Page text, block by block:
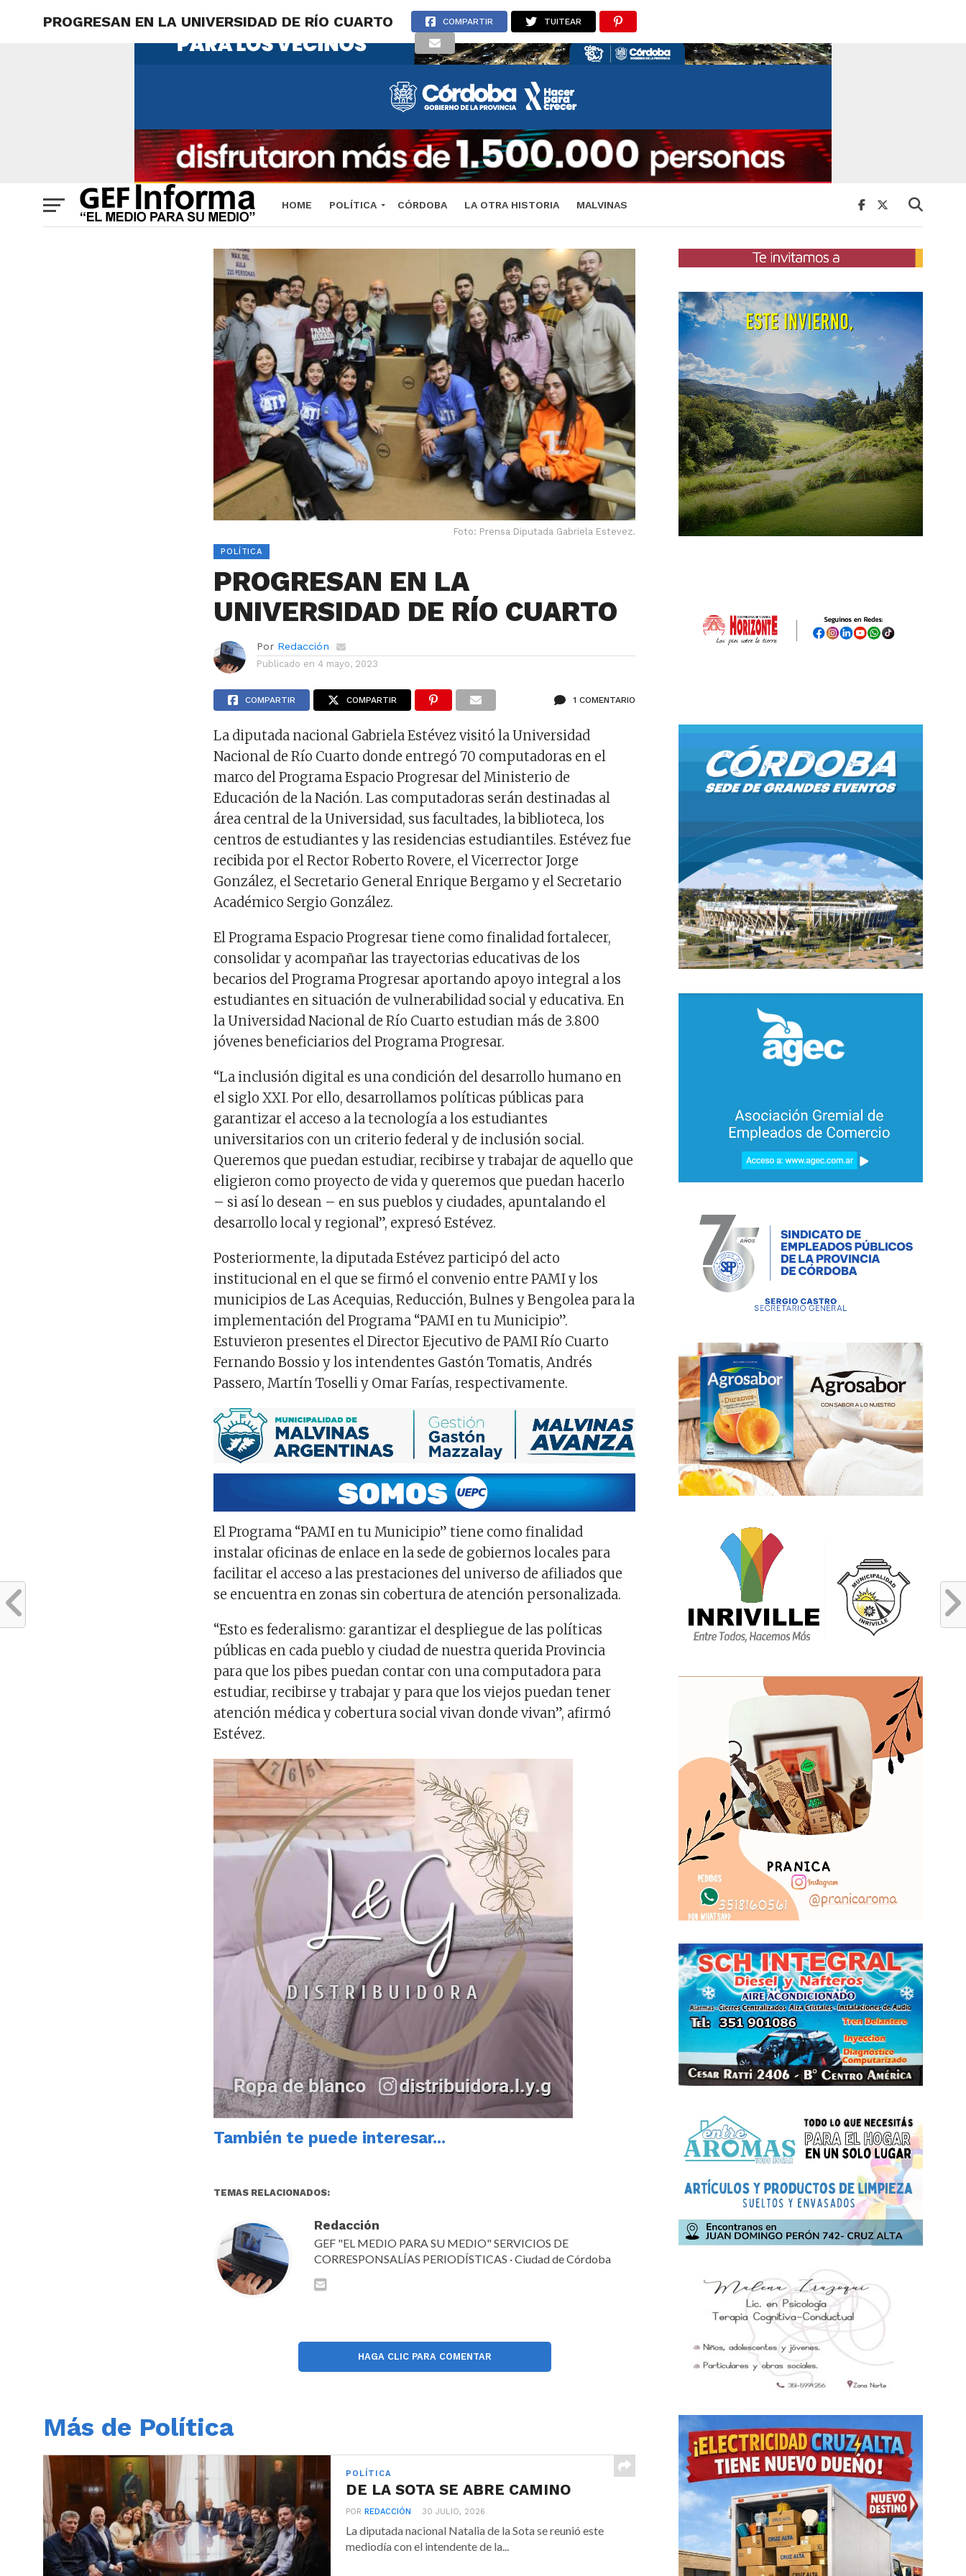
HOME POLÍTICA CÓRDOBA LA OTRA HISTORIA MALVINAS
PROGRESAN EN LA UNIVERSIDAD DE RÍO CUARTO COMPARTIR TUITEAR
Foto: Prensa Diputada Gabriela Estevez.
POLÍTICA
PROGRESAN EN LA
UNIVERSIDAD DE RÍO CUARTO
Por Redacción
Publicado en 4 mayo, 2023
COMPARTIR COMPARTIR 1 COMENTARIO
La diputada nacional Gabriela Estévez visitó la Universidad
Nacional de Río Cuarto donde entregó 70 computadoras en el
marco del Programa Espacio Progresar del Ministerio de
Educación de la Nación. Las computadoras serán destinadas al
área central de la Universidad, sus facultades, la biblioteca, los
centros de estudiantes y las residencias estudiantiles. Estévez fue
recibida por el Rector Roberto Rovere, el Vicerrector Jorge
González, el Secretario General Enrique Bergamo y el Secretario
Académico Sergio González.
El Programa Espacio Progresar tiene como finalidad fortalecer,
consolidar y acompañar las trayectorias educativas de los
becarios del Programa Progresar aportando apoyo integral a los
estudiantes en situación de vulnerabilidad social y educativa. En
la Universidad Nacional de Río Cuarto estudian más de 3.800
jóvenes beneficiarios del Programa Progresar.
“La inclusión digital es una condición del desarrollo humano en
el siglo XXI. Por ello, desarrollamos políticas públicas para
garantizar el acceso a la tecnología a los estudiantes
universitarios con un criterio federal y de inclusión social.
Queremos que puedan estudiar, recibirse y trabajar de aquello que
eligieron como proyecto de vida y queremos que puedan hacerlo
– si así lo desean – en sus pueblos y ciudades, apuntalando el
desarrollo local y regional”, expresó Estévez.
Posteriormente, la diputada Estévez participó del acto
institucional en el que se firmó el convenio entre PAMI y los
municipios de Las Acequias, Reducción, Bulnes y Bengolea para la
implementación del Programa “PAMI en tu Municipio”.
Estuvieron presentes el Director Ejecutivo de PAMI Río Cuarto
Fernando Bossio y los intendentes Gastón Tomatis, Andrés
Passero, Martín Toselli y Omar Farías, respectivamente.
El Programa “PAMI en tu Municipio” tiene como finalidad
instalar oficinas de enlace en la sede de gobiernos locales para
facilitar el acceso a las prestaciones del universo de afiliados que
se encuentra en zonas sin cobertura de atención personalizada.
“Esto es federalismo: garantizar el despliegue de las políticas
públicas en cada pueblo y ciudad de nuestra querida Provincia
para que los pibes puedan contar con una computadora para
estudiar, recibirse y trabajar y para que los viejos puedan tener
atención médica y cobertura social vivan donde vivan”, afirmó
Estévez.
También te puede interesar...
TEMAS RELACIONADOS:
Redacción
GEF "EL MEDIO PARA SU MEDIO" SERVICIOS DE
CORRESPONSALÍAS PERIODÍSTICAS · Ciudad de Córdoba
HAGA CLIC PARA COMENTAR
Más de Política
POLÍTICA
DE LA SOTA SE ABRE CAMINO
POR REDACCIÓN 30 JULIO, 2026
La diputada nacional Natalia de la Sota se reunió este
mediodía con el intendente de la...